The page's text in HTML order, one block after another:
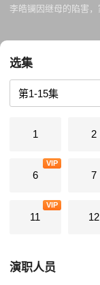
李皓镧因继母的陷害
不韦把她买下，用奇
坑杀赵军四十万，异
成反丧命，让二人之
端扰乱赵国内廷，借
说皓镧之子嬴政的父
登基，认为吕不韦与
放。皓镧请求儿子饶
选集
1 2
6
VIP
7
11
VIP
12
演职人员